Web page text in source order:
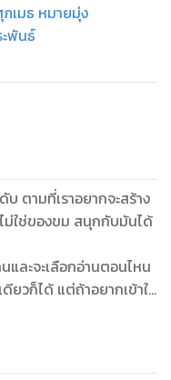
เมธ หมายมุ่ง
พันธ์
บ ตามที่เราอยากจะสร้าง
ม่ใช่ของขม สนุกกับมันได้